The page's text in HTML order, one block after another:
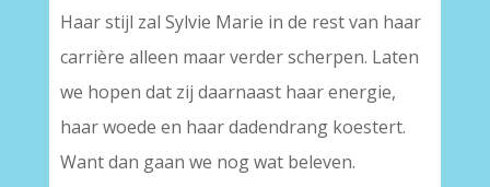
Haar stijl zal Sylvie Marie in de rest van haar
carrière alleen maar verder scherpen. Laten
we hopen dat zij daarnaast haar energie,
haar woede en haar dadendrang koestert.
Want dan gaan we nog wat beleven.